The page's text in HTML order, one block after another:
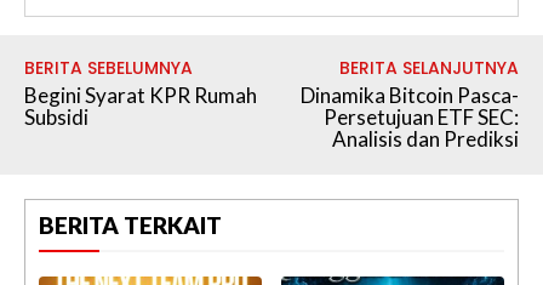
BERITA SEBELUMNYA
Begini Syarat KPR Rumah
Subsidi
BERITA SELANJUTNYA
Dinamika Bitcoin Pasca-
Persetujuan ETF SEC:
Analisis dan Prediksi
BERITA TERKAIT